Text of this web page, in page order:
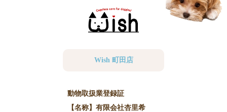
Wish 町田店
動物取扱業登録証
【名称】有限会社杏里希